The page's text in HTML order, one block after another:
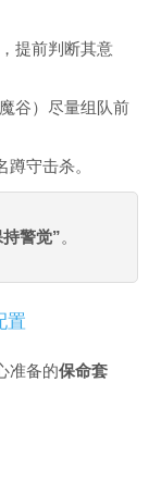
提前判断其意
谷）尽量组队前
蹲守击杀。
警觉”。
置
准备的保命套